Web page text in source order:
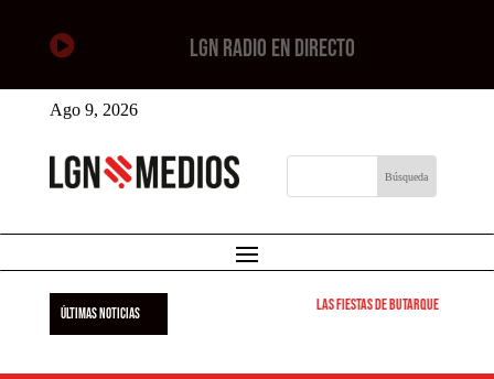
 LGN RADIO EN DIRECTO
Ago 9, 2026
ÚLTIMAS NOTICIAS Las Fiestas de Butarque 2026